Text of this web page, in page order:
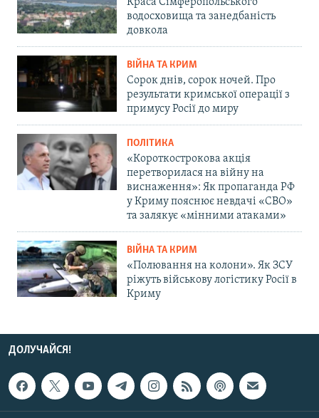
водосховища та занедбаність
довкола
ВІЙНА ТА КРИМ
Сорок днів, сорок ночей. Про
результати кримської операції з
примусу Росії до миру
ПОЛІТИКА
«Короткострокова акція
перетворилася на війну на
виснаження»: Як пропаганда РФ
у Криму пояснює невдачі «СВО»
та залякує «мінними атаками»
ВІЙНА ТА КРИМ
«Полювання на колони». Як ЗСУ
ріжуть військову логістику Росії в
Криму
ДОЛУЧАЙСЯ!